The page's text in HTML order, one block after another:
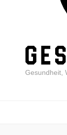
Gesundheit,